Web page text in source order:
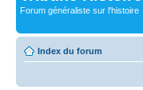
Forum généraliste sur l'histoire
Index du forum